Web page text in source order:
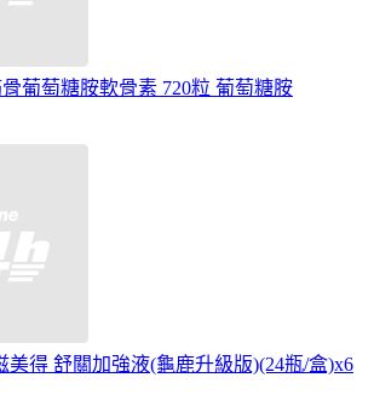
葡萄糖胺軟骨素 720粒 葡萄糖胺
美得 舒關加強液(龜鹿升級版)(24瓶/盒)x6